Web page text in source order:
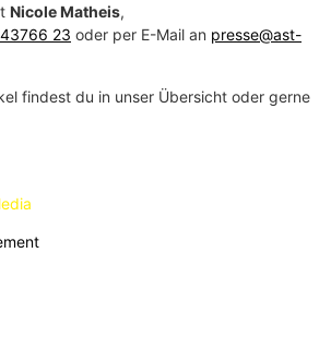
Nicole Matheis,
23 oder per E-Mail an presse@ast-
findest du in unser Übersicht oder gerne